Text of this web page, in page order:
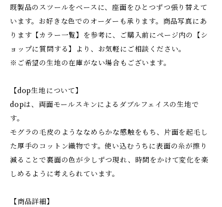
既製品のスツールをベースに、座面をひとつずつ張り替えて
います。お好きな色でのオーダーも承ります。商品写真にあ
ります【カラー一覧】を参考に、ご購入前にページ内の【シ
ョップに質問する】より、お気軽にご相談ください。
※ご希望の生地の在庫がない場合もございます。
【dop生地について】
dopは、両面モールスキンによるダブルフェイスの生地で
す。
モグラの毛皮のようななめらかな感触をもち、片面を起毛し
た厚手のコットン織物です。使い込むうちに表面の糸が擦り
減ることで裏面の色が少しずつ現れ、時間をかけて変化を楽
しめるように考えられています。
【商品詳細】